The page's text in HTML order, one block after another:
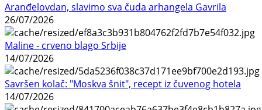
Aranđelovdan, slavimo sva čuda arhangela Gavrila
26/07/2026
Maline - crveno blago Srbije
14/07/2026
Savršen kolač: "Moskva šnit", recept iz čuvenog hotela
14/07/2026